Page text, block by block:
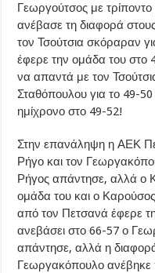
Γεωργούτσος με
ανέβασε τη διαφορά
τον Τσούτσια σκόραραν
έφερε την ομάδα του στο
να απαντά με τον
Σταθόπουλου για το 49-
ημίχρονο στο 49-52!
Στην επανάληψη η ΑΕΚ
Ρήγο και τον
Ρήγος απάντησε, αλλά ο
ομάδα του και ο
από τον Πετσανά έφερε
ανεβάσει στο 66-57 ο
απάντησε, αλλά η
Γεωργακόπουλο ανέβηκε